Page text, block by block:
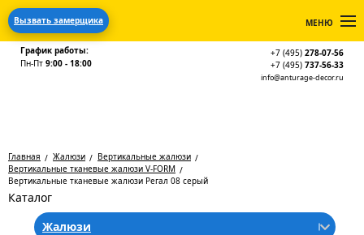
Вызвать замерщика МЕНЮ
График работы:
Пн-Пт 9:00 - 18:00
+7 (495) 278-07-56
+7 (495) 737-56-33
info@anturage-decor.ru
Главная Жалюзи
Вертикальные жалюзи
Вертикальные тканевые жалюзи V-FORM
Вертикальные тканевые жалюзи Регал 08 серый
Каталог
Жалюзи